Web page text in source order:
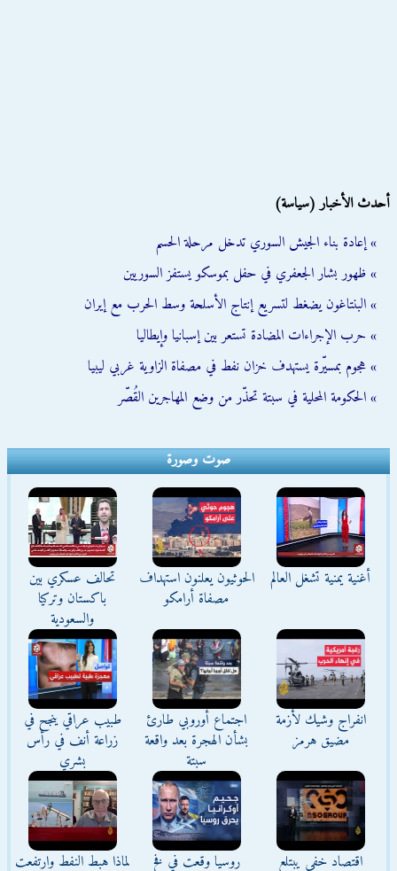
أحدث الأخبار (سياسة)
» إعادة بناء الجيش السوري تدخل مرحلة الحسم
» ظهور بشار الجعفري في حفل بموسكو يستفز السوريين
» البنتاغون يضغط لتسريع إنتاج الأسلحة وسط الحرب مع إيران
» حرب الإجراءات المضادة تستعر بين إسبانيا وإيطاليا
» هجوم بمسيّرة يستهدف خزان نفط في مصفاة الزاوية غربي ليبيا
» الحكومة المحلية في سبتة تحذّر من وضع المهاجرين القُصّر
صوت وصورة
أغنية يمنية تشغل العالم
الحوثيون يعلنون استهداف
مصفاة أرامكو
تحالف عسكري بين
باكستان وتركيا
والسعودية
انفراج وشيك لأزمة
مضيق هرمز
اجتماع أوروبي طارئ
بشأن الهجرة بعد واقعة
سبتة
طبيب عراقي ينجح في
زراعة أنف في رأس
بشري
اقتصاد خفي يبتلع
روسيا وقعت في فخ
لماذا هبط النفط وارتفعت